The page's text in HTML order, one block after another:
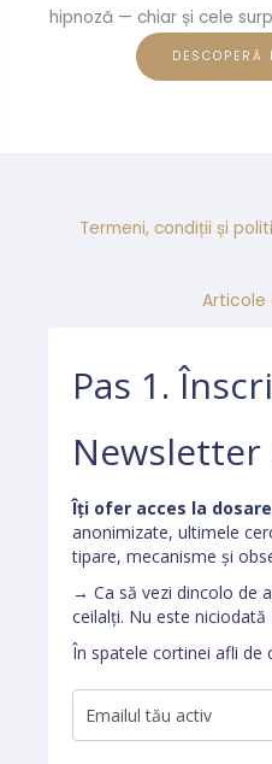
hipnoză — chiar și cele
Termeni, condiții și
Articole
Pas 1.
Newsletter
Îți ofer acces la
anonimizate, ultimele
tipare, mecanisme și
→ Ca să vezi dincolo de
ceilalți. Nu este niciodată
În spatele cortinei afli de